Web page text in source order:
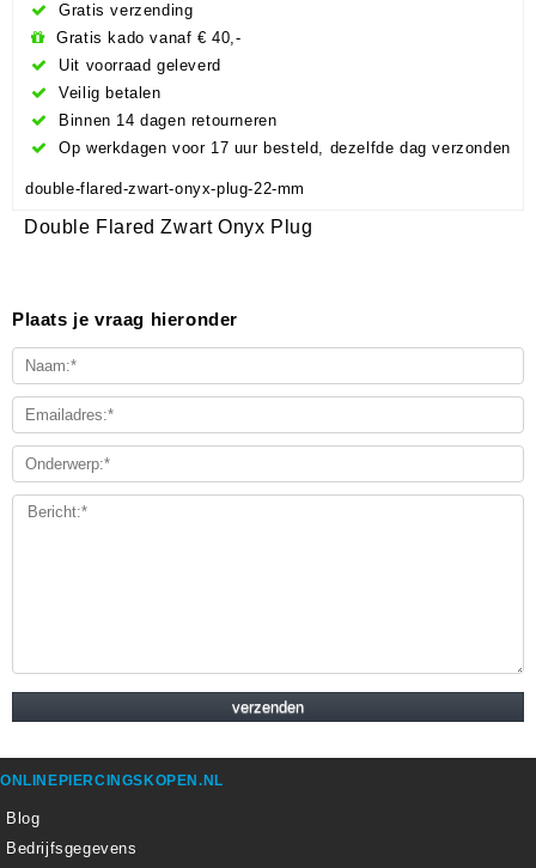
Gratis verzending
Gratis kado vanaf € 40,-
Uit voorraad geleverd
Veilig betalen
Binnen 14 dagen retourneren
Op werkdagen voor 17 uur besteld, dezelfde dag verzonden
double-flared-zwart-onyx-plug-22-mm
Double Flared Zwart Onyx Plug
Plaats je vraag hieronder
ONLINEPIERCINGSKOPEN.NL
Blog
Bedrijfsgegevens